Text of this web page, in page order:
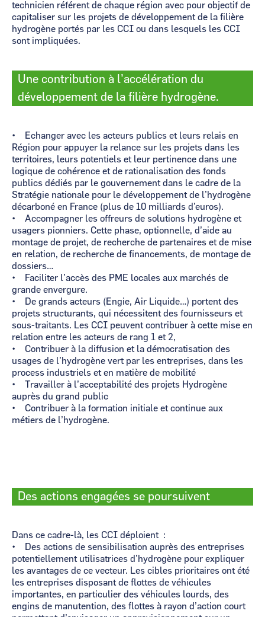
technicien référent de chaque région avec pour objectif de
capitaliser sur les projets de développement de la filière
hydrogène portés par les CCI ou dans lesquels les CCI
sont impliquées.
Une contribution à l’accélération du
développement de la filière hydrogène.
• Echanger avec les acteurs publics et leurs relais en
Région pour appuyer la relance sur les projets dans les
territoires, leurs potentiels et leur pertinence dans une
logique de cohérence et de rationalisation des fonds
publics dédiés par le gouvernement dans le cadre de la
Stratégie nationale pour le développement de l’hydrogène
décarboné en France (plus de 10 milliards d’euros).
• Accompagner les offreurs de solutions hydrogène et
usagers pionniers. Cette phase, optionnelle, d’aide au
montage de projet, de recherche de partenaires et de mise
en relation, de recherche de financements, de montage de
dossiers…
• Faciliter l’accès des PME locales aux marchés de
grande envergure.
• De grands acteurs (Engie, Air Liquide…) portent des
projets structurants, qui nécessitent des fournisseurs et
sous-traitants. Les CCI peuvent contribuer à cette mise en
relation entre les acteurs de rang 1 et 2,
• Contribuer à la diffusion et la démocratisation des
usages de l’hydrogène vert par les entreprises, dans les
process industriels et en matière de mobilité
• Travailler à l’acceptabilité des projets Hydrogène
auprès du grand public
• Contribuer à la formation initiale et continue aux
métiers de l’hydrogène.
Des actions engagées se poursuivent
Dans ce cadre-là, les CCI déploient :
• Des actions de sensibilisation auprès des entreprises
potentiellement utilisatrices d’hydrogène pour expliquer
les avantages de ce vecteur. Les cibles prioritaires ont été
les entreprises disposant de flottes de véhicules
importantes, en particulier des véhicules lourds, des
engins de manutention, des flottes à rayon d’action court